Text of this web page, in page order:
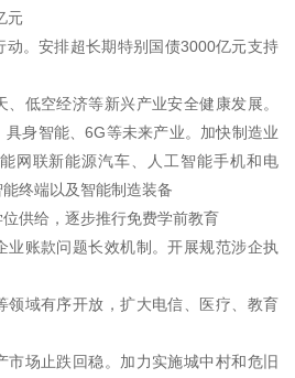
元
动。安排超长期特别国债3000亿元支持
低空经济等新兴产业安全健康发展。
身智能、6G等未来产业。加快制造业
网联新能源汽车、人工智能手机和电
终端以及智能制造装备
供给，逐步推行免费学前教育
业账款问题长效机制。开展规范涉企执
领域有序开放，扩大电信、医疗、教育
市场止跌回稳。加力实施城中村和危旧